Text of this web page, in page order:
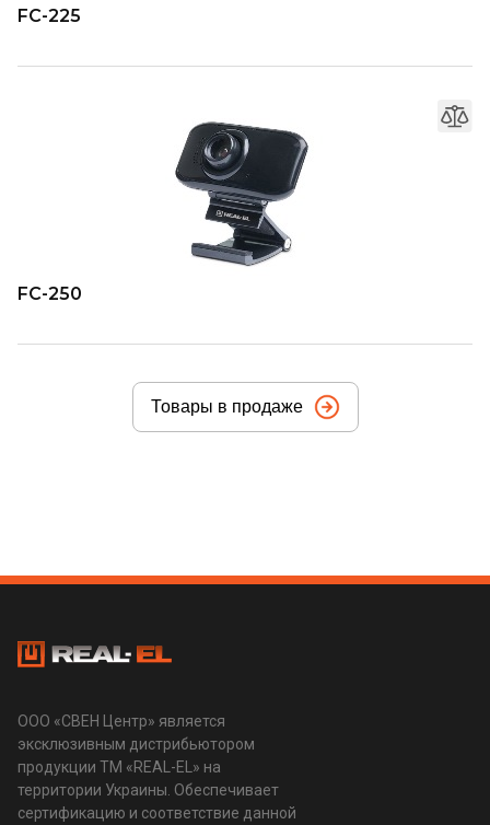
FC-225
FC-250
Товары в продаже
ООО «СВЕН Центр» является
эксклюзивным дистрибьютором
продукции ТМ «REAL-EL» на
территории Украины. Обеспечивает
сертификацию и соответствие данной